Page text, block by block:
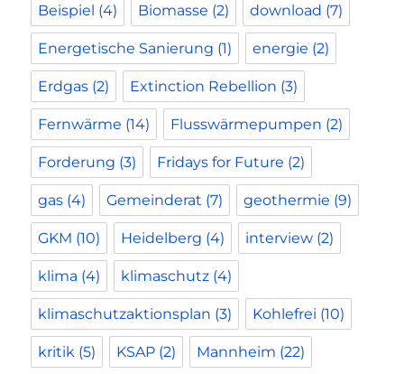
Beispiel (4) Biomasse (2) download (7)
Energetische Sanierung (1) energie (2)
Erdgas (2) Extinction Rebellion (3)
Fernwärme (14) Flusswärmepumpen (2)
Forderung (3) Fridays for Future (2)
gas (4) Gemeinderat (7) geothermie (9)
GKM (10) Heidelberg (4) interview (2)
klima (4) klimaschutz (4)
klimaschutzaktionsplan (3) Kohlefrei (10)
kritik (5) KSAP (2) Mannheim (22)